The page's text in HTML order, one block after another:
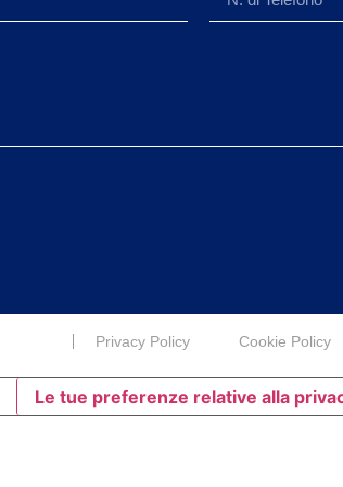
Privacy Policy Cookie Policy
Le tue preferenze relative alla